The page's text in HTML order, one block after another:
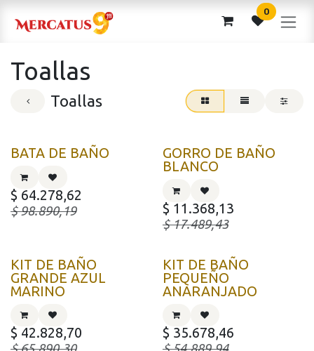
0
Toallas
Toallas
BATA DE BAÑO
$ 64.278,62
$98.890,19
GORRO DE BAÑO
BLANCO
$ 11.368,13
$17.489,43
KIT DE BAÑO
GRANDE AZUL
MARINO
$ 42.828,70
KIT DE BAÑO
PEQUEÑO
ANARANJADO
$ 35.678,46